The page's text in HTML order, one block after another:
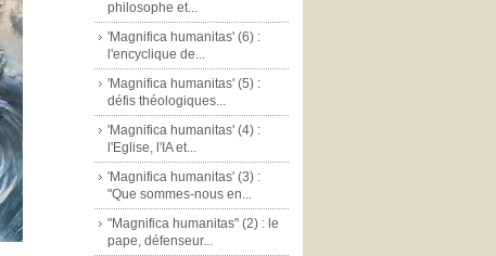
philosophe et...
'Magnifica humanitas' (6) :
l'encyclique de...
'Magnifica humanitas' (5) :
défis théologiques...
'Magnifica humanitas' (4) :
l'Eglise, l'IA et...
'Magnifica humanitas' (3) :
"Que sommes-nous en...
"Magnifica humanitas" (2) : le
pape, défenseur...